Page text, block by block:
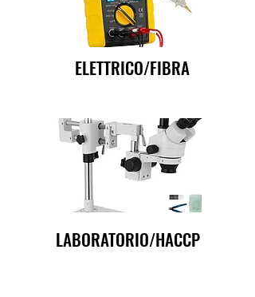
ELETTRICO/FIBRA
LABORATORIO/HACCP